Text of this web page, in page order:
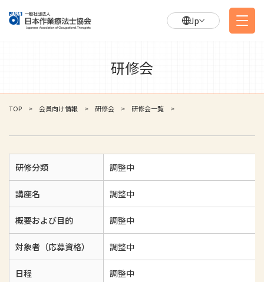
Jp
研修会
TOP 会員向け情報 研修会 研修会一覧
研修分類 調整中
講座名 調整中
概要および目的 調整中
対象者（応募資格） 調整中
日程 調整中